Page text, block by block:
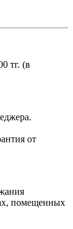
тг. (в
от
помещенных